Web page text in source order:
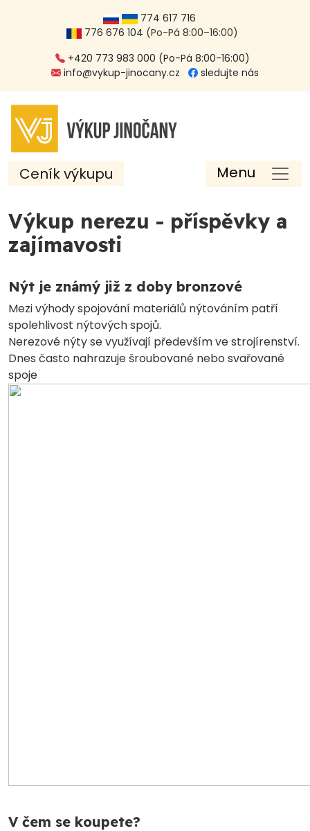
774 617 716
776 676 104 (Po-Pá 8:00–16:00)
+420 773 983 000 (Po-Pá 8:00-16:00)
info@vykup-jinocany.cz
sledujte nás
Ceník výkupu Menu
Výkup nerezu - příspěvky a
zajímavosti
Nýt je známý již z doby bronzové
Mezi výhody spojování materiálů nýtováním patří
spolehlivost nýtových spojů.
Nerezové nýty se využívají především ve strojírenství.
Dnes často nahrazuje šroubované nebo svařované
spoje
V čem se koupete?